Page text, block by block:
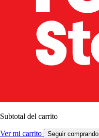
Subtotal del carrito
Ver mi carrito Seguir comprando